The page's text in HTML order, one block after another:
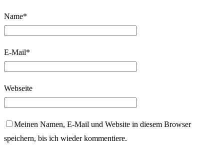
Name*
E-Mail*
Webseite
Meinen Namen, E-Mail und Website in diesem Browser
speichern, bis ich wieder kommentiere.